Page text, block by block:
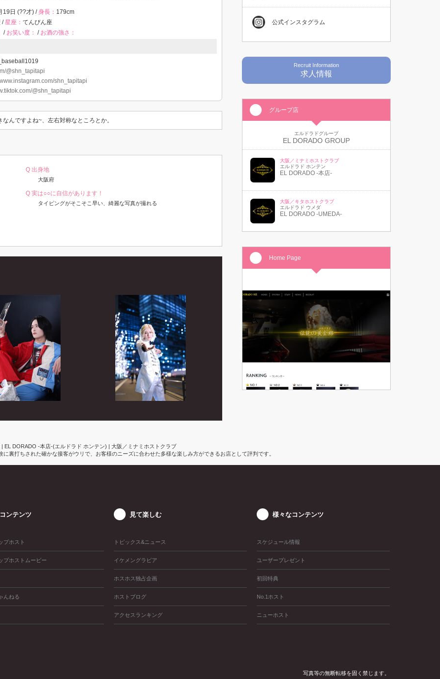
19日 (??才) /身長： 179cm
/星座： てんびん座
/ お笑い度： / お酒の強さ：
@shn_tapitapi
shn_tapitapi
@shn_tapitapi
んですよね~、左右対称なところとか。
Q 出身地
大阪府
Q 実は○○に自信があります！
タイピングがそこそこ早い、綺麗な写真が撮れる
公式インスタグラム
Recruit Information
求人情報
グループ店
エルドラドグループ
EL DORADO GROUP
大阪／ミナミホストクラブ
エルドラド ホンテン
EL DORADO -本店-
大阪／キタホストクラブ
エルドラド ウメダ
EL DORADO -UMEDA-
Home Page
DORADO -本店-(エルドラド ホンテン) | 大阪／ミナミホストクラブ
裏打ちされた確かな接客がウリで、お客様のニーズに合わせた多様な楽しみ方ができるお店として評判です。
ンテンツ
プホスト
プホストムービー
んねる
見て楽しむ
トピックス&ニュース
イケメングラビア
ホスホス独占企画
ホストブログ
アクセスランキング
様々なコンテンツ
スケジュール情報
ユーザープレゼント
初回特典
No.1ホスト
ニューホスト
写真等の無断転移を固く禁じます。